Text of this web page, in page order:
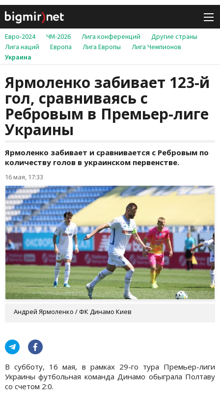
Евро-2024 ЧМ-2026 Лига конференций
Другие страны
Лига наций
Европа Лига Европы
Лига Чемпионов
Украина
Ярмоленко забивает 123-й
гол, сравниваясь с
Ребровым в Премьер-лиге
Украины
Ярмоленко забивает и сравнивается с Ребровым по
количеству голов в украинском первенстве.
16 мая, 17:33
Андрей Ярмоленко / ФК Динамо Киев
В субботу, 16 мая, в рамках 29-го тура Премьер-лиги
Украины футбольная команда Динамо обыграла Полтаву
со счетом 2:0.